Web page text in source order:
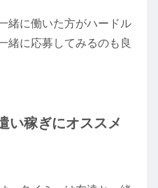
緒に働いた方がハードル
緒に応募してみるのも良
い稼ぎにオススメ